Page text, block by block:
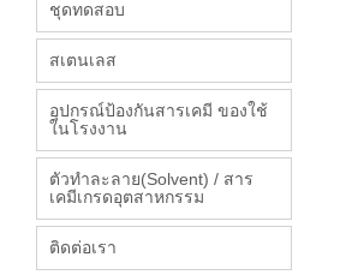
ชุดทดสอบ
สเตนเลส
อุปกรณ์ป้องกันสารเคมี ของใช้
ในโรงงาน
ตัวทำละลาย(Solvent) / สาร
เคมีเกรดอุตสาหกรรม
ติดต่อเรา